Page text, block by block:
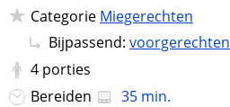
Categorie Miegerechten
Bijpassend: voorgerechten
4 porties
Bereiden
35 min.